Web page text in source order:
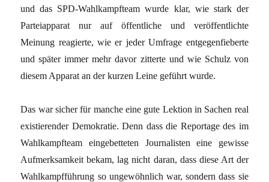
und das SPD-Wahlkampfteam wurde klar, wie stark der
Parteiapparat nur auf öffentliche und veröffentlichte
Meinung reagierte, wie er jeder Umfrage entgegenfieberte
und später immer mehr davor zitterte und wie Schulz von
diesem Apparat an der kurzen Leine geführt wurde.
Das war sicher für manche eine gute Lektion in Sachen real
existierender Demokratie. Denn dass die Reportage des im
Wahlkampfteam eingebetteten Journalisten eine gewisse
Aufmerksamkeit bekam, lag nicht daran, dass diese Art der
Wahlkampfführung so ungewöhnlich war, sondern dass sie